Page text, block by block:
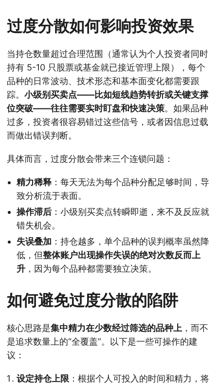
过度分散如何影响投资效果
当持仓数量超过合理范围（通常认为个人投资者同时
持有 5-10 只股票或基金就已接近管理上限），每个
品种的日常波动、技术形态和基本面变化都需要跟
踪。 小级别买卖点——比如短线趋势转折或关键支撑
位突破——往往需要实时盯盘和快速决策。如果品种
过多，投资者很容易错过这些信号，或者因信息过载
而做出错误判断。
具体而言，过度分散会带来三个连锁问题：
精力稀释 ：每天无法为每个品种分配足够时间，导
致分析流于表面。
操作滞后 ：小级别买卖点转瞬即逝，来不及反应就
错失机会。
失误叠加 ：持仓越多，单个品种的误判概率虽然降
低，但整体账户出现操作失误的绝对次数反而上
升 ，因为每个品种都需要独立决策。
如何避免过度分散的陷阱
核心思路是集中精力在少数经过筛选的品种上 ，而不
是追求数量上的“全覆盖”。以下是一些可操作的建
议：
设定持仓上限 ：根据个人可投入的时间和精力，将